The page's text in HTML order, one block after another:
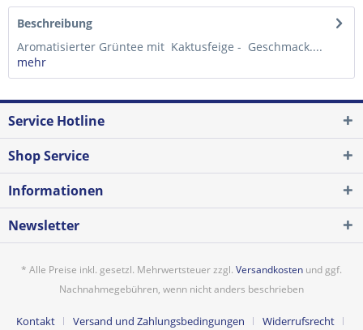
Beschreibung
Aromatisierter Grüntee mit Kaktusfeige - Geschmack....
mehr
Service Hotline
Shop Service
Informationen
Newsletter
* Alle Preise inkl. gesetzl. Mehrwertsteuer zzgl. Versandkosten und ggf.
Nachnahmegebühren, wenn nicht anders beschrieben
Kontakt Versand und Zahlungsbedingungen Widerrufsrecht